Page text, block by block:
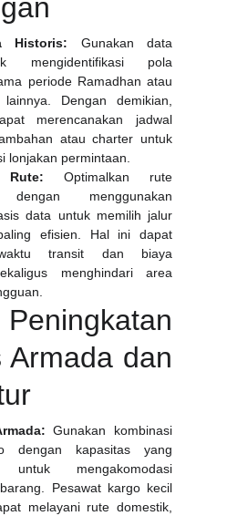
Historis: Gunakan data
mengidentifikasi pola
periode Ramadhan atau
Dengan demikian,
merencanakan jadwal
atau charter untuk
lonjakan permintaan.
Rute: Optimalkan rute
dengan menggunakan
data untuk memilih jalur
efisien. Hal ini dapat
transit dan biaya
menghindari area
Armada dan
Gunakan kombinasi
dengan kapasitas yang
untuk mengakomodasi
Pesawat kargo kecil
melayani rute domestik,